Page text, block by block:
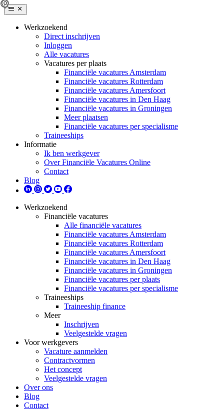
Werkzoekend
Direct inschrijven
Inloggen
Alle vacatures
Vacatures per plaats
Financiële vacatures Amsterdam
Financiële vacatures Rotterdam
Financiële vacatures Amersfoort
Financiële vacatures in Den Haag
Financiële vacatures in Groningen
Meer plaatsen
Financiële vacatures per specialisme
Traineeships
Informatie
Ik ben werkgever
Over Financiële Vacatures Online
Contact
Blog
Werkzoekend
Financiële vacatures
Alle financiële vacatures
Financiële vacatures Amsterdam
Financiële vacatures Rotterdam
Financiële vacatures Amersfoort
Financiële vacatures in Den Haag
Financiële vacatures in Groningen
Financiële vacatures per plaats
Financiële vacatures per specialisme
Traineeships
Traineeship finance
Meer
Inschrijven
Veelgestelde vragen
Voor werkgevers
Vacature aanmelden
Contractvormen
Het concept
Veelgestelde vragen
Over ons
Blog
Contact